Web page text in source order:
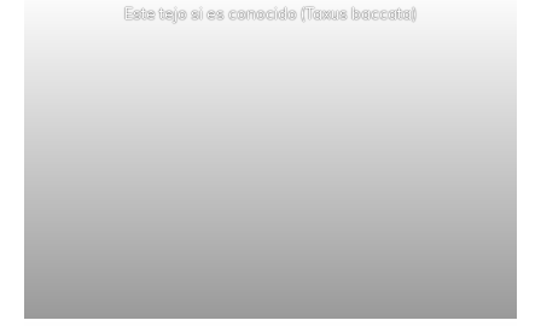
Este tejo si es conocido (Taxus baccata)